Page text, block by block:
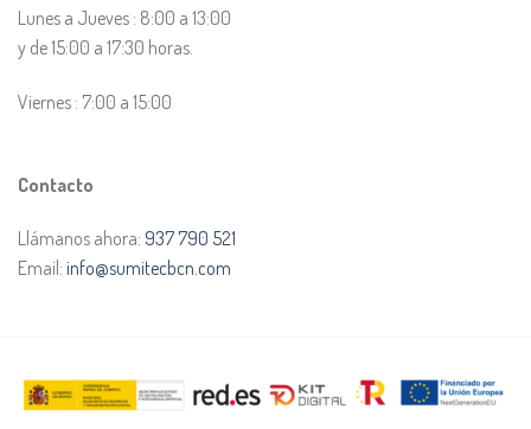
Lunes a Jueves : 8:00 a 13:00
y de 15:00 a 17:30 horas.
Viernes : 7:00 a 15:00
Contacto
Llámanos ahora: 937 790 521
Email: info@sumitecbcn.com